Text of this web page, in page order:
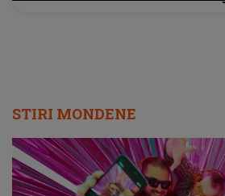
STIRI MONDENE